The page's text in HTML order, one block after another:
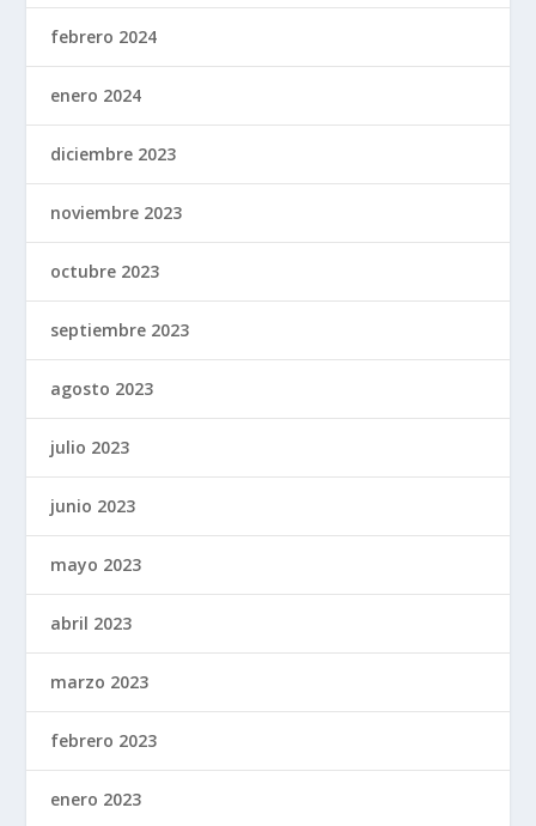
febrero 2024
enero 2024
diciembre 2023
noviembre 2023
octubre 2023
septiembre 2023
agosto 2023
julio 2023
junio 2023
mayo 2023
abril 2023
marzo 2023
febrero 2023
enero 2023